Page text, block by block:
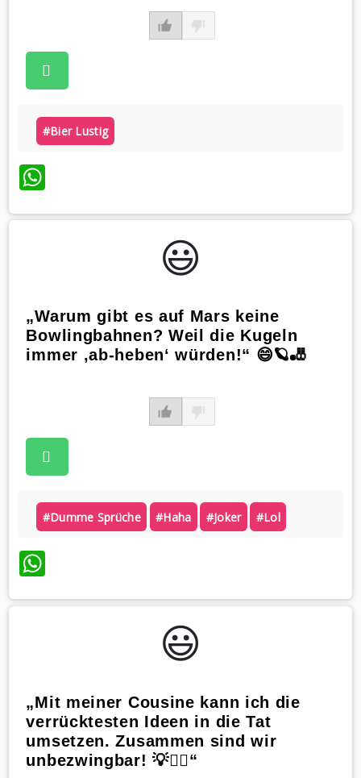
#bier Lustig
WhatsApp
😃️
„Warum gibt es auf Mars keine
Bowlingbahnen? Weil die Kugeln
immer ‚ab-heben‘ würden!“ 😄🪐🎳
#dumme Sprüche #haha #joker #lol
WhatsApp
😃️
„Mit meiner Cousine kann ich die
verrücktesten Ideen in die Tat
umsetzen. Zusammen sind wir
unbezwingbar! 💡👯‍♀️“